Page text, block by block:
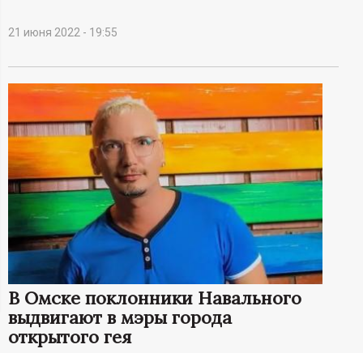
-
и
н
ф
о
р
м
а
ц
21 июня 2022 - 19:55
В Омске поклонники Навального
выдвигают в мэры города
открытого гея